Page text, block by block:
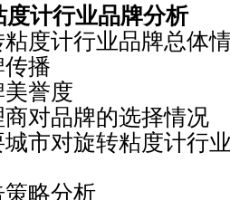
度计行业品牌分析
度计行业品牌总体
播
誉度
对品牌的选择情况
对旋转粘度计行
略分析